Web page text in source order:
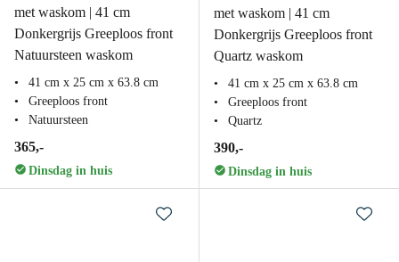
met waskom | 41 cm
Donkergrijs Greeploos front
Natuursteen waskom
41 cm x 25 cm x 63.8 cm
Greeploos front
Natuursteen
365,-
Dinsdag in huis
met waskom | 41 cm
Donkergrijs Greeploos front
Quartz waskom
41 cm x 25 cm x 63.8 cm
Greeploos front
Quartz
390,-
Dinsdag in huis